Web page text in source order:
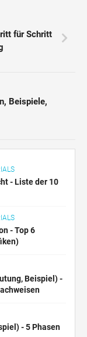
für Schritt
Beispiele,
- Liste der 10
- Top 6
Beispiel) -
- 5 Phasen